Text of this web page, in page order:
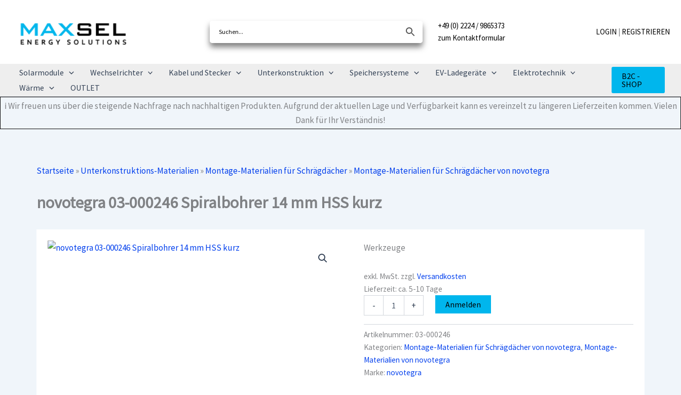
Inhalt
springen
+49 (0) 2224 / 9865373
zum Kontaktformular
LOGIN | REGISTRIEREN
Solarmodule Wechselrichter Kabel und Stecker Unterkonstruktion Speichersysteme EV-Ladegeräte
Elektrotechnik
Wärme
OUTLET
B2C -
SHOP
ℹ️ Wir freuen uns über die steigende Nachfrage nach nachhaltigen Produkten. Aufgrund der aktuellen Lage und Verfügbarkeit kann es vereinzelt zu längeren Lieferzeiten kommen. Vielen
Dank für Ihr Verständnis!
Startseite»Unterkonstruktions-Materialien»Montage-Materialien für Schrägdächer»Montage-Materialien für Schrägdächer von novotegra
novotegra 03-000246 Spiralbohrer 14 mm HSS kurz
Werkzeuge
exkl. MwSt. zzgl.Versandkosten
Lieferzeit:ca. 5-10 Tage
-
Spiralbohrer
14
mm
HSS
kurz
+ Anmelden
Artikelnummer:03-000246
Kategorien: Montage-Materialien für Schrägdächer von novotegra, Montage-
Materialien von novotegra
Marke:novotegra